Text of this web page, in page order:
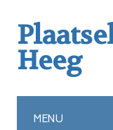
Heeg
MENU